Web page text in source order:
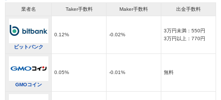
業者名 Taker手数料 Maker手数料 出金手数料
ビットバンク
0.12% -0.02%
3万円未満：550円
3万円以上：770円
GMOコイン
0.05% -0.01% 無料